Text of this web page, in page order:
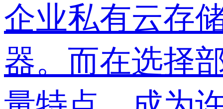
企业私有云存
器。而在选择